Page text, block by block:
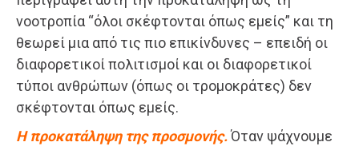
νοοτροπία “όλοι σκέφτονται όπως εμείς” και τη
θεωρεί μια από τις πιο επικίνδυνες – επειδή οι
διαφορετικοί πολιτισμοί και οι διαφορετικοί
τύποι ανθρώπων (όπως οι τρομοκράτες) δεν
σκέφτονται όπως εμείς.
Η προκατάληψη της προσμονής.Όταν ψάχνουμε